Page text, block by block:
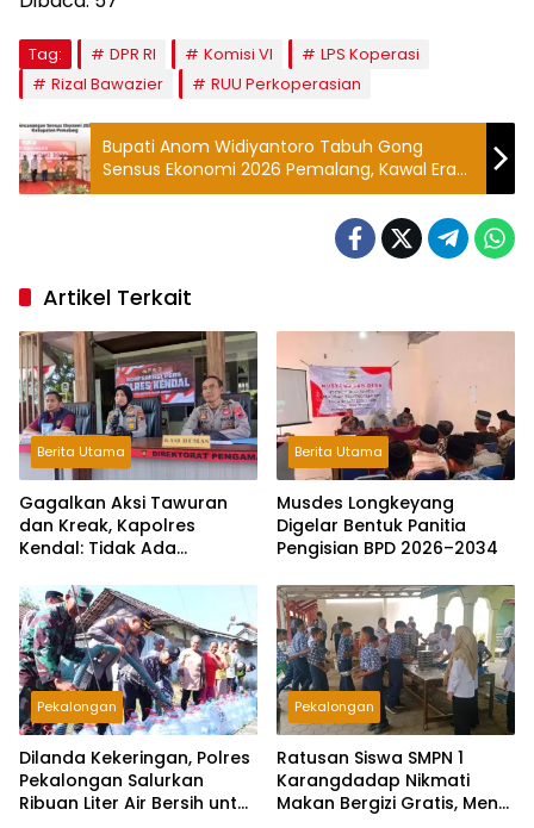
Tag: DPR RI Komisi VI
LPS Koperasi
Rizal Bawazier
RUU Perkoperasian
Bupati Anom Widiyantoro Tabuh Gong
Sensus Ekonomi 2026 Pemalang, Kawal Era
Bisnis Digital
Artikel Terkait
Berita Utama
Gagalkan Aksi Tawuran
dan Kreak, Kapolres
Kendal: Tidak Ada
Pelaku Kejahatan Jalanan
Berita Utama
Musdes Longkeyang
Digelar Bentuk Panitia
Pengisian BPD 2026–2034
Pekalongan
Dilanda Kekeringan, Polres
Pekalongan Salurkan
Ribuan Liter Air Bersih untuk
Pekalongan
Ratusan Siswa SMPN 1
Karangdadap Nikmati
Makan Bergizi Gratis, Menu